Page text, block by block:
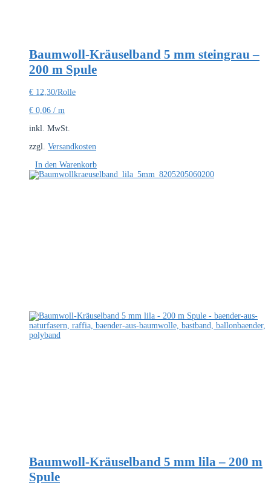
Baumwoll-Kräuselband 5 mm steingrau –
200 m Spule
€ 12,30/Rolle
€ 0,06 / m
inkl. MwSt.
zzgl. Versandkosten
In den Warenkorb
Baumwoll-Kräuselband 5 mm lila – 200 m
Spule